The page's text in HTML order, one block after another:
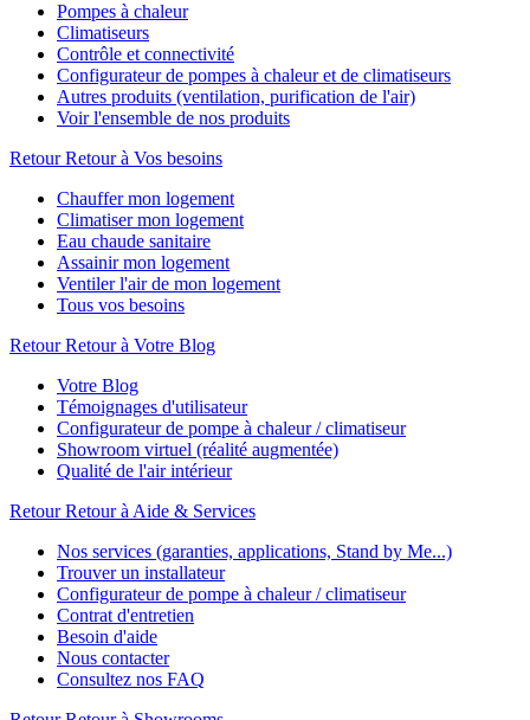
Pompes à chaleur
Climatiseurs
Contrôle et connectivité
Configurateur de pompes à chaleur et de climatiseurs
Autres produits (ventilation, purification de l'air)
Voir l'ensemble de nos produits
Retour Retour à Vos besoins
Chauffer mon logement
Climatiser mon logement
Eau chaude sanitaire
Assainir mon logement
Ventiler l'air de mon logement
Tous vos besoins
Retour Retour à Votre Blog
Votre Blog
Témoignages d'utilisateur
Configurateur de pompe à chaleur / climatiseur
Showroom virtuel (réalité augmentée)
Qualité de l'air intérieur
Retour Retour à Aide & Services
Nos services (garanties, applications, Stand by Me...)
Trouver un installateur
Configurateur de pompe à chaleur / climatiseur
Contrat d'entretien
Besoin d'aide
Nous contacter
Consultez nos FAQ